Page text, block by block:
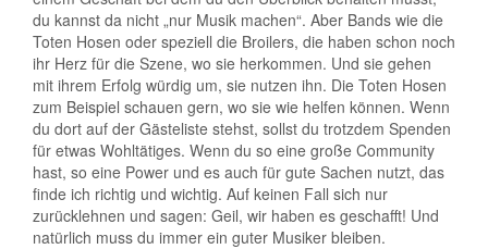
du kannst da nicht „nur Musik machen“. Aber Bands wie die
Toten Hosen oder speziell die Broilers, die haben schon noch
ihr Herz für die Szene, wo sie herkommen. Und sie gehen
mit ihrem Erfolg würdig um, sie nutzen ihn. Die Toten Hosen
zum Beispiel schauen gern, wo sie wie helfen können. Wenn
du dort auf der Gästeliste stehst, sollst du trotzdem Spenden
für etwas Wohltätiges. Wenn du so eine große Community
hast, so eine Power und es auch für gute Sachen nutzt, das
finde ich richtig und wichtig. Auf keinen Fall sich nur
zurücklehnen und sagen: Geil, wir haben es geschafft! Und
natürlich muss du immer ein guter Musiker bleiben.